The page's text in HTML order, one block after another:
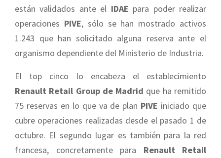
están validados ante el IDAE para poder realizar
operaciones PIVE, sólo se han mostrado activos
1.243 que han solicitado alguna reserva ante el
organismo dependiente del Ministerio de Industria.
El top cinco lo encabeza el establecimiento
Renault Retail Group de Madrid que ha remitido
75 reservas en lo que va de plan PIVE iniciado que
cubre operaciones realizadas desde el pasado 1 de
octubre. El segundo lugar es también para la red
francesa, concretamente para Renault Retail